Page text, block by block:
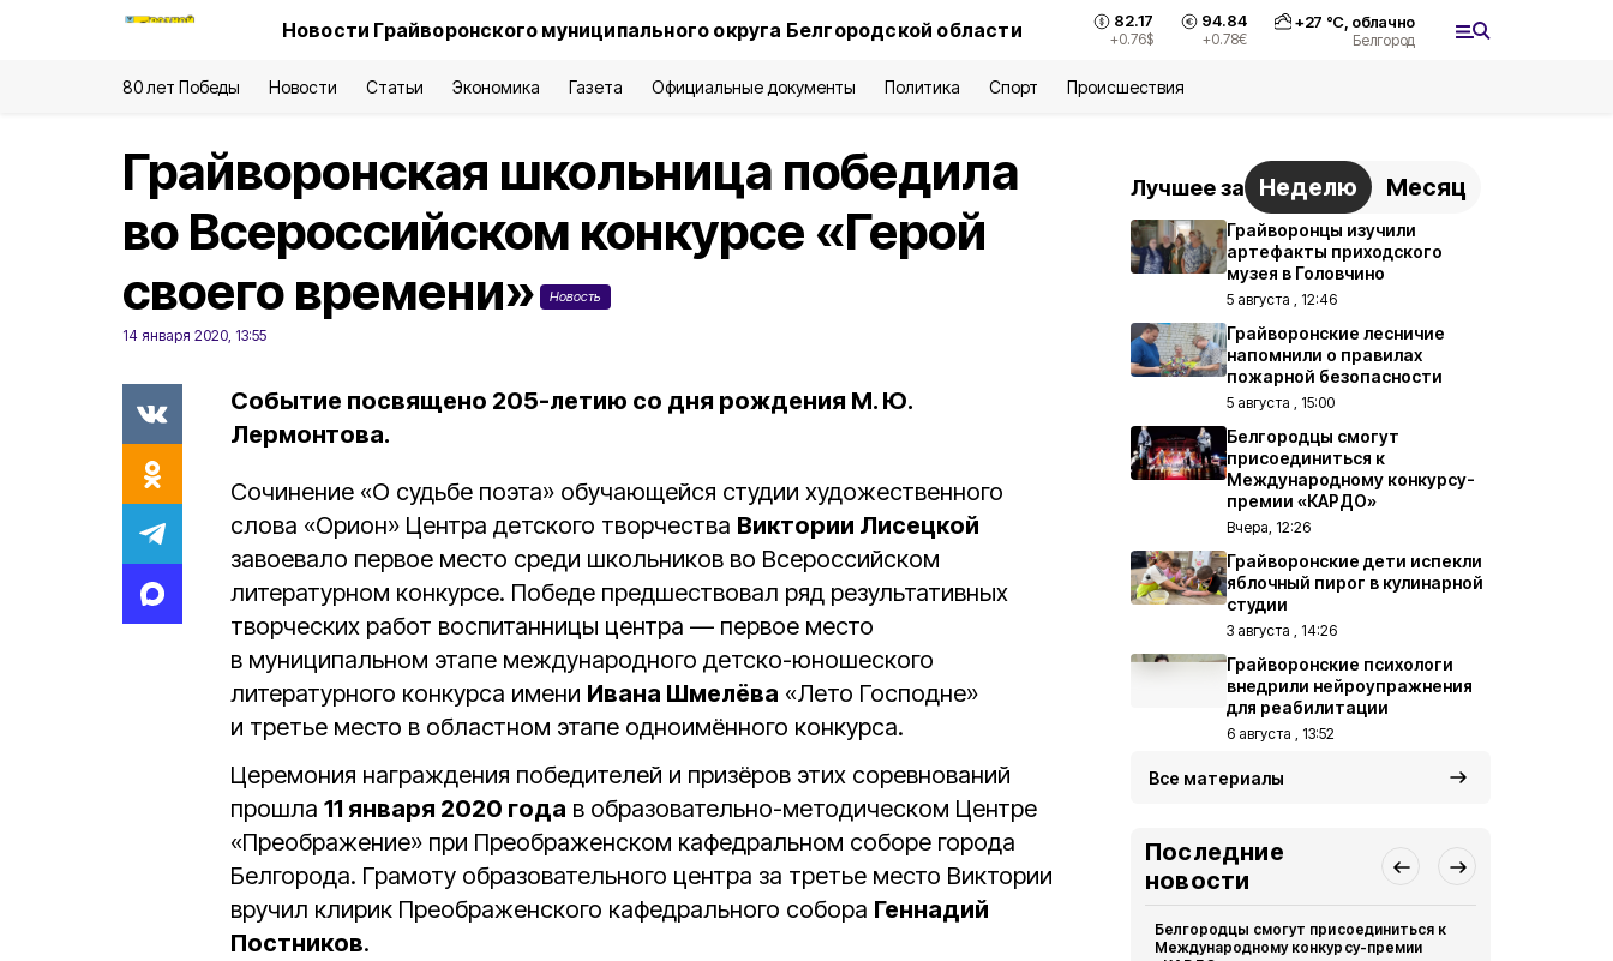
Новости Грайворонского муниципального округа Белгородской области 82.17
+0.76$
94.84
+0.78€
+27 °С, облачно
Белгород
80 лет Победы Новости Статьи Экономика Газета Официальные документы Политика Спорт Происшествия
Грайворонская школьница победила
во Всероссийском конкурсе «Герой
своего времени»
Новость
14 января 2020, 13:55
Событие посвящено 205-летию со дня рождения М. Ю.
Лермонтова.
Сочинение «О судьбе поэта» обучающейся студии художественного
слова «Орион» Центра детского творчества Виктории Лисецкой
завоевало первое место среди школьников во Всероссийском
литературном конкурсе. Победе предшествовал ряд результативных
творческих работ воспитанницы центра — первое место
в муниципальном этапе международного детско-юношеского
литературного конкурса имени Ивана Шмелёва «Лето Господне»
и третье место в областном этапе одноимённого конкурса.
Церемония награждения победителей и призёров этих соревнований
прошла 11 января 2020 года в образовательно-методическом Центре
«Преображение» при Преображенском кафедральном соборе города
Белгорода. Грамоту образовательного центра за третье место Виктории
вручил клирик Преображенского кафедрального собора Геннадий
Постников.
Лучшее за Неделю Месяц
Грайворонцы изучили
артефакты приходского
музея в Головчино
5 августа , 12:46
Грайворонские лесничие
напомнили о правилах
пожарной безопасности
5 августа , 15:00
Белгородцы смогут
присоединиться к
Международному конкурсу-
премии «КАРДО»
Вчера, 12:26
Грайворонские дети испекли
яблочный пирог в кулинарной
студии
3 августа , 14:26
Грайворонские психологи
внедрили нейроупражнения
для реабилитации
6 августа , 13:52
Все материалы
Последние
новости
Белгородцы смогут присоединиться к
Международному конкурсу-премии